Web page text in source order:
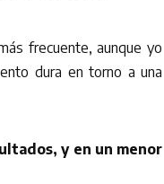
frecuente, aunque yo
dura en torno a una
y en un menor